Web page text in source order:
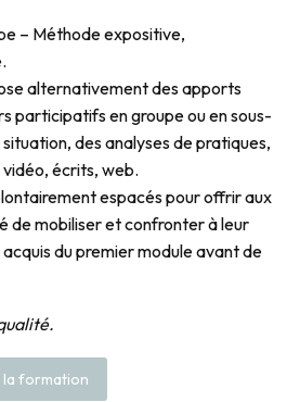
– Méthode expositive,
alternativement des apports
participatifs en groupe ou en sous-
des analyses de pratiques,
écrits, web.
espacés pour offrir aux
de mobiliser et confronter à leur
du premier module avant de
la formation